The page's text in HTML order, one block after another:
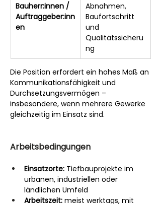
Bauherr:innen /
Auftraggeber:inn
en
Abnahmen,
Baufortschritt
und
Qualitätssicheru
ng
Die Position erfordert ein hohes Maß an
Kommunikationsfähigkeit und
Durchsetzungsvermögen –
insbesondere, wenn mehrere Gewerke
gleichzeitig im Einsatz sind.
Arbeitsbedingungen
Einsatzorte: Tiefbauprojekte im
urbanen, industriellen oder
ländlichen Umfeld
Arbeitszeit: meist werktags, mit